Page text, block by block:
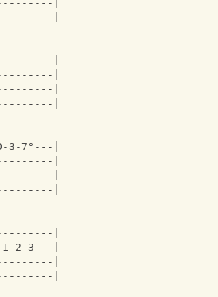
|
|
|
|
|
|
3-7°---|
|
|
|
|
2-3---|
|
|